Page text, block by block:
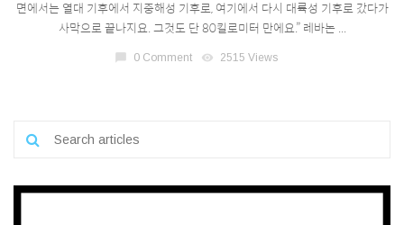
면에서는 열대 기후에서 지중해성 기후로, 여기에서 다시 대륙성 기후로 갔다가
사막으로 끝나지요. 그것도 단 80킬로미터 만에요.” 레바논 ...
chat_bubble 0 Comment visibility 2515 Views